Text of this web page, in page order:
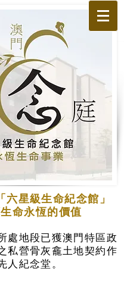
六星級生命紀念館」
命永恆的價值
處地段已獲澳門特區政
私營骨灰龕土地契約作
人紀念堂。